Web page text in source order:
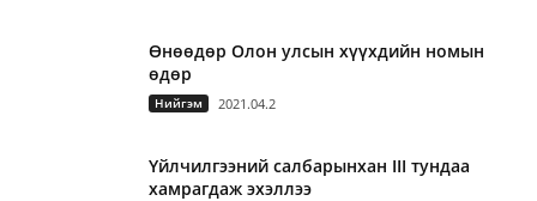
Өнөөдөр Олон улсын хүүхдийн номын
өдөр
Нийгэм 2021.04.2
Үйлчилгээний салбарынхан III тундаа
хамрагдаж эхэллээ